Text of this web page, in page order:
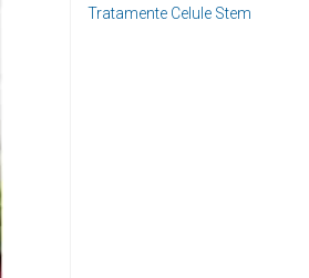
Tratamente Celule Stem